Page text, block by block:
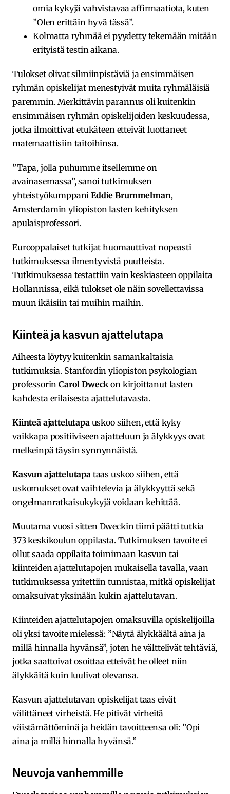
omia kykyjä vahvistavaa affirmaatiota, kuten
”Olen erittäin hyvä tässä”.
Kolmatta ryhmää ei pyydetty tekemään mitään
erityistä testin aikana.
Tulokset olivat silmiinpistäviä ja ensimmäisen
ryhmän opiskelijat menestyivät muita ryhmäläisiä
paremmin. Merkittävin parannus oli kuitenkin
ensimmäisen ryhmän opiskelijoiden keskuudessa,
jotka ilmoittivat etukäteen etteivät luottaneet
matemaattisiin taitoihinsa.
”Tapa, jolla puhumme itsellemme on
avainasemassa”, sanoi tutkimuksen
yhteistyökumppaniEddie Brummelman,
Amsterdamin yliopiston lasten kehityksen
apulaisprofessori.
Eurooppalaiset tutkijat huomauttivat nopeasti
tutkimuksessa ilmentyvistä puutteista.
Tutkimuksessa testattiin vain keskiasteen oppilaita
Hollannissa, eikä tulokset ole näin sovellettavissa
muun ikäisiin tai muihin maihin.
Kiinteä ja kasvun ajattelutapa
Aiheesta löytyy kuitenkin samankaltaisia
tutkimuksia. Stanfordin yliopiston psykologian
professorinCarol Dweckon kirjoittanut lasten
kahdesta erilaisesta ajattelutavasta.
Kiinteä ajattelutapa uskoo siihen, että kyky
vaikkapa positiiviseen ajatteluun ja älykkyys ovat
melkeinpä täysin synnynnäistä.
Kasvun ajattelutapa taas uskoo siihen, että
uskomukset ovat vaihtelevia ja älykkyyttä sekä
ongelmanratkaisukykyjä voidaan kehittää.
Muutama vuosi sitten Dweckin tiimi päätti tutkia
373 keskikoulun oppilasta. Tutkimuksen tavoite ei
ollut saada oppilaita toimimaan kasvun tai
kiinteiden ajattelutapojen mukaisella tavalla, vaan
tutkimuksessa yritettiin tunnistaa, mitkä opiskelijat
omaksuivat yksinään kukin ajattelutavan.
Kiinteiden ajattelutapojen omaksuvilla opiskelijoilla
oli yksi tavoite mielessä: ”Näytä älykkäältä aina ja
millä hinnalla hyvänsä”, joten he välttelivät tehtäviä,
jotka saattoivat osoittaa etteivät he olleet niin
älykkäitä kuin luulivat olevansa.
Kasvun ajattelutavan opiskelijat taas eivät
välittäneet virheistä. He pitivät virheitä
väistämättöminä ja heidän tavoitteensa oli: ”Opi
aina ja millä hinnalla hyvänsä.”
Neuvoja vanhemmille